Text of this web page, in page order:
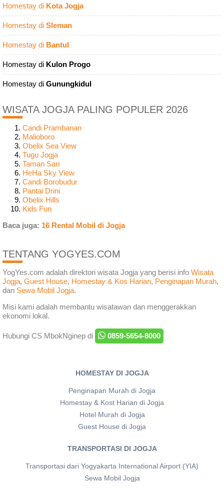
Homestay di Kota Jogja
Homestay di Sleman
Homestay di Bantul
Homestay di Kulon Progo
Homestay di Gunungkidul
WISATA JOGJA PALING POPULER 2026
Candi Prambanan
Malioboro
Obelix Sea View
Tugu Jogja
Taman Sari
HeHa Sky View
Candi Borobudur
Pantai Drini
Obelix Hills
Kids Fun
Baca juga: 16 Rental Mobil di Jogja
TENTANG YOGYES.COM
YogYes.com adalah direktori wisata Jogja yang berisi info Wisata
Jogja, Guest House, Homestay & Kos Harian, Penginapan Murah,
dan Sewa Mobil Jogja.
Misi kami adalah membantu wisatawan dan menggerakkan
ekonomi lokal.
Hubungi CS MbokNginep di 0859-5654-8000
HOMESTAY DI JOGJA
Penginapan Murah di Jogja
Homestay & Kost Harian di Jogja
Hotel Murah di Jogja
Guest House di Jogja
TRANSPORTASI DI JOGJA
Transportasi dari Yogyakarta International Airport (YIA)
Sewa Mobil Jogja